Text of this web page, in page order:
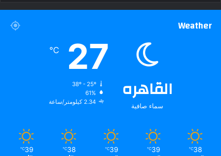
Weather
القاهره
سماء صافية
27
℃
38º - 25º
61%
2.34 كيلومتر/ساعة
38
℃
39
℃
39
℃
38
℃
39
℃